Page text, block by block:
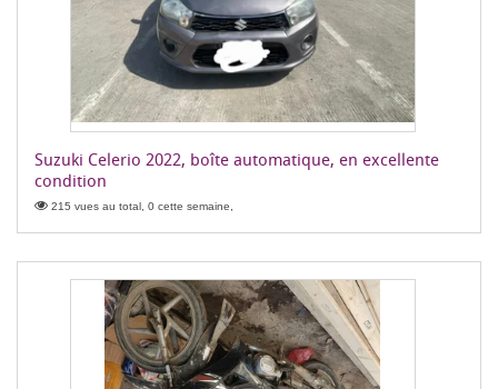
Suzuki Celerio 2022, boîte automatique, en excellente
condition
215 vues au total, 0 cette semaine,